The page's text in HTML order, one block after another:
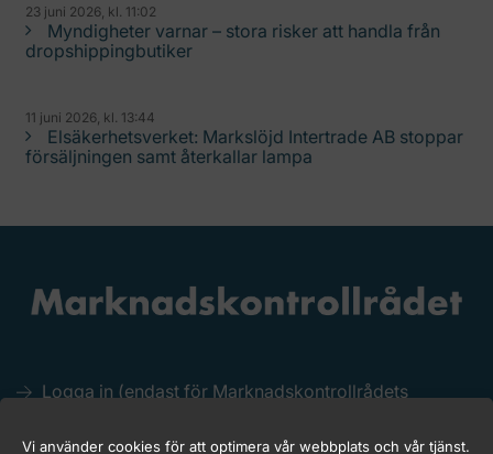
Vi använder cookies för att optimera vår webbplats och vår tjänst.
23 juni 2026, kl. 11:02
Myndigheter varnar – stora risker att handla från
dropshippingbutiker
11 juni 2026, kl. 13:44
Elsäkerhetsverket: Markslöjd Intertrade AB stoppar
försäljningen samt återkallar lampa
Logga in (endast för Marknadskontrollrådets
Kakor (Cookies)